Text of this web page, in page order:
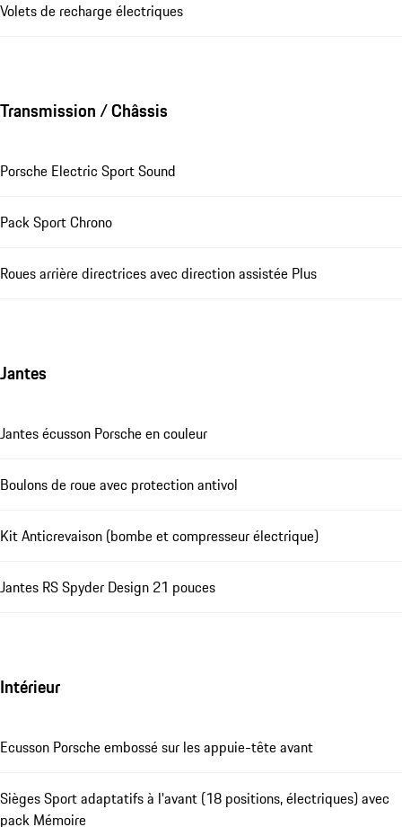
Volets de recharge électriques
Transmission / Châssis
Porsche Electric Sport Sound
Pack Sport Chrono
Roues arrière directrices avec direction assistée Plus
Jantes
Jantes écusson Porsche en couleur
Boulons de roue avec protection antivol
Kit Anticrevaison (bombe et compresseur électrique)
Jantes RS Spyder Design 21 pouces
Intérieur
Ecusson Porsche embossé sur les appuie-tête avant
Sièges Sport adaptatifs à l'avant (18 positions, électriques) avec
pack Mémoire